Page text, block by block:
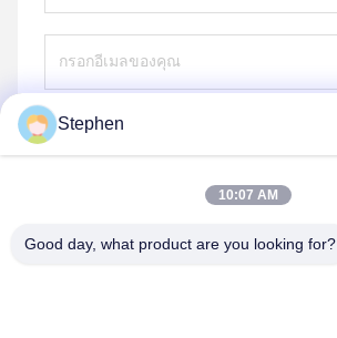
ส่ง
Stephen
10:07 AM
Good day, what product are you looking for?